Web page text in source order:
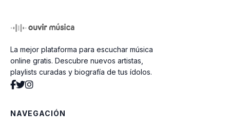
La mejor plataforma para escuchar música
online gratis. Descubre nuevos artistas,
playlists curadas y biografía de tus ídolos.
NAVEGACIÓN